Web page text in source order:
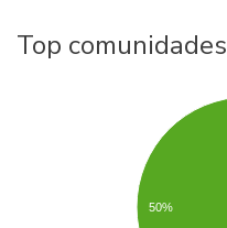
Top comunidades
50%